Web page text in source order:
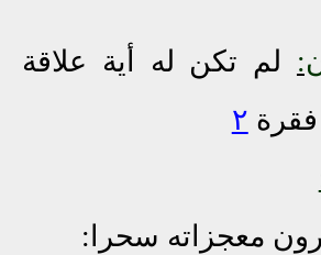
لم تكن له أية علاقة
فقرة ٢
معجزاته سحرا: